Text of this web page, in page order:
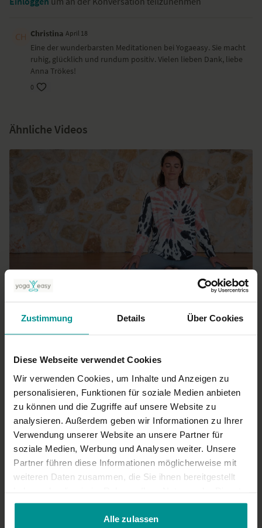
Zustimmung Details Über Cookies
Diese Webseite verwendet Cookies
Wir verwenden Cookies, um Inhalte und Anzeigen zu
personalisieren, Funktionen für soziale Medien anbieten
zu können und die Zugriffe auf unsere Website zu
analysieren. Außerdem geben wir Informationen zu Ihrer
Verwendung unserer Website an unsere Partner für
soziale Medien, Werbung und Analysen weiter. Unsere
Partner führen diese Informationen möglicherweise mit
weiteren Daten zusammen, die Sie ihnen bereitgestellt
gesammelt haben.
Alle zulassen
Tradition des Integralen Yoga, so wie er von Sri Aurobindo entwickelt
Ich habe diese Meditationen kennen gelernt unter der Anleitung von
Shraddhalu Ranade aus Pondicherry, Indien.
Christina April 18
Eine der wunderbarsten Meditationen bei Yogaeasy. Sie macht
ruhig, glücklich und rundum positiv. Vielen lieben Dank, liebe
Anna Trökes!
0
Ähnliche Videos
Für alle | Meditation
06:40